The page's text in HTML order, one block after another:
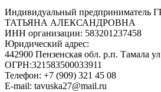
Индивидуальный
ТАТЬЯНА АЛЕКСАНДРОВНА
ИНН организации: 583201237458
Юридический адрес:
442900 Пензенская обл. р.п. Тамала
ОГРН:321583500033911
Телефон: +7 (909) 321 45 08
E-mail: tavuska27@mail.ru